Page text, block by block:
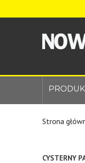
Strona
CYSTERNY